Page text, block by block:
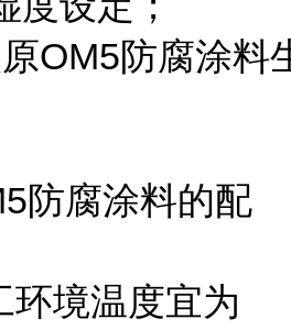
腐涂料的配
境温度宜为